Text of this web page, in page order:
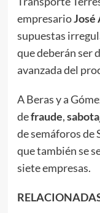
empresarioJosé
supuestas
que deberán ser
avanzada del
A Beras y a
defraude,
de semáforos de
que también se
siete empresas.